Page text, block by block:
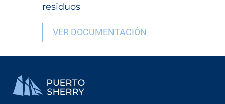
residuos
VER DOCUMENTACIÓN